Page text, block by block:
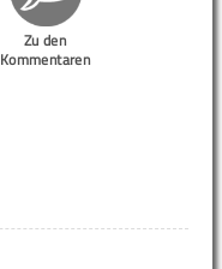
Zu den
Kommentaren